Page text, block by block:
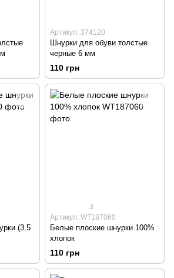
Артикул: 374120
Шнурки для обуви толстые
черные 6 мм
110 грн
(3.5
3
Артикул: WT187060
Белые плоские шнурки 100%
хлопок
110 грн